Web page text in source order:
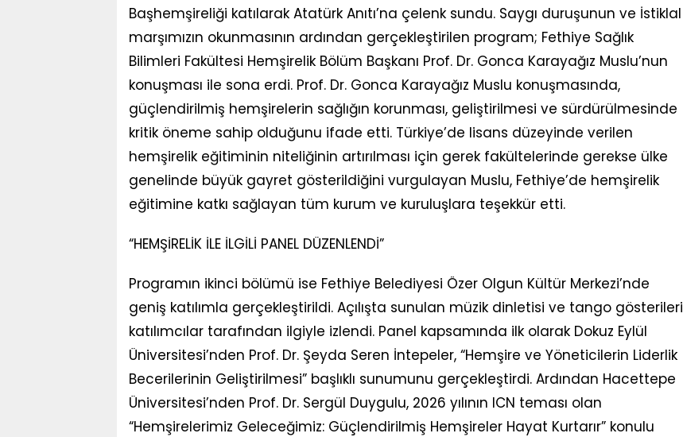
Başhemşireliği katılarak Atatürk Anıtı’na çelenk sundu. Saygı duruşunun ve İstiklal
marşımızın okunmasının ardından gerçekleştirilen program; Fethiye Sağlık
Bilimleri Fakültesi Hemşirelik Bölüm Başkanı Prof. Dr. Gonca Karayağız Muslu’nun
konuşması ile sona erdi. Prof. Dr. Gonca Karayağız Muslu konuşmasında,
güçlendirilmiş hemşirelerin sağlığın korunması, geliştirilmesi ve sürdürülmesinde
kritik öneme sahip olduğunu ifade etti. Türkiye’de lisans düzeyinde verilen
hemşirelik eğitiminin niteliğinin artırılması için gerek fakültelerinde gerekse ülke
genelinde büyük gayret gösterildiğini vurgulayan Muslu, Fethiye’de hemşirelik
eğitimine katkı sağlayan tüm kurum ve kuruluşlara teşekkür etti.
“HEMŞİRELİK İLE İLGİLİ PANEL DÜZENLENDİ”
Programın ikinci bölümü ise Fethiye Belediyesi Özer Olgun Kültür Merkezi’nde
geniş katılımla gerçekleştirildi. Açılışta sunulan müzik dinletisi ve tango gösterileri
katılımcılar tarafından ilgiyle izlendi. Panel kapsamında ilk olarak Dokuz Eylül
Üniversitesi’nden Prof. Dr. Şeyda Seren İntepeler, “Hemşire ve Yöneticilerin Liderlik
Becerilerinin Geliştirilmesi” başlıklı sunumunu gerçekleştirdi. Ardından Hacettepe
Üniversitesi’nden Prof. Dr. Sergül Duygulu, 2026 yılının ICN teması olan
“Hemşirelerimiz Geleceğimiz: Güçlendirilmiş Hemşireler Hayat Kurtarır” konulu